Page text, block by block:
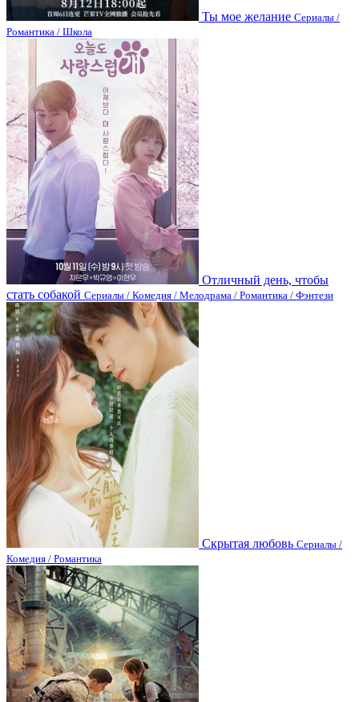
Ты мое желание Сериалы /
Романтика / Школа
Отличный день, чтобы
стать собакой Сериалы / Комедия / Мелодрама / Романтика / Фэнтези
Скрытая любовь Сериалы /
Комедия / Романтика